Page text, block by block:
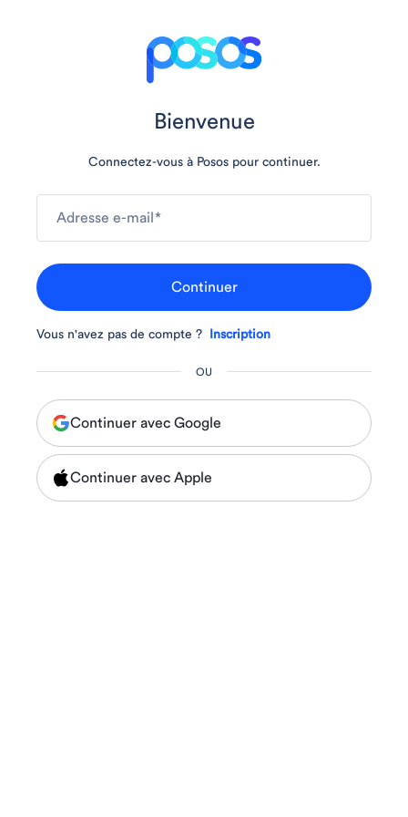
Bienvenue
Connectez-vous à Posos pour continuer.
Adresse e-mail*
Continuer
Vous n'avez pas de compte ? Inscription
OU
Continuer avec Google
Continuer avec Apple